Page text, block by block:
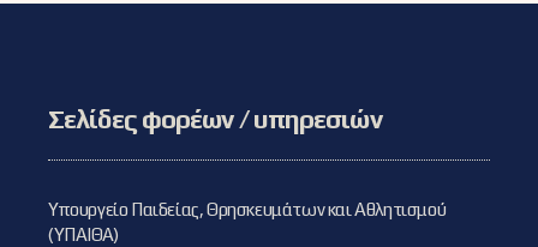
Σελίδες φορέων / υπηρεσιών
Υπουργείο Παιδείας, Θρησκευμάτων και Αθλητισμού
(ΥΠΑΙΘΑ)